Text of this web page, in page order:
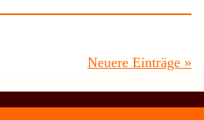
Neuere Einträge »